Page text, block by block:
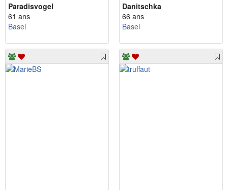
Paradisvogel
61 ans
Basel
Danitschka
66 ans
Basel